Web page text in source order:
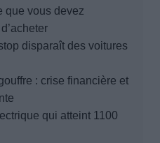
que vous devez
disparaît des voitures
: crise financière et
qui atteint 1100